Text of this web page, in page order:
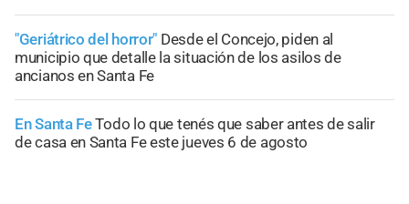
"Geriátrico del horror" Desde el Concejo, piden al
municipio que detalle la situación de los asilos de
ancianos en Santa Fe
En Santa FeTodo lo que tenés que saber antes de salir
de casa en Santa Fe este jueves 6 de agosto